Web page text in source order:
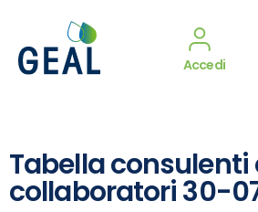
Accedi
Tabella consulenti
collaboratori 30-